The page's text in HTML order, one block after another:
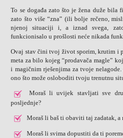
To se događa zato što je žena duže
zato što više “zna” (ili bolje rečeno,
njenoj situaciji i, a iznad svega,
funkcionisalo u prošlosti neće nikada
Ovaj stav čini tvoj život sporim, krutim i
meta za bilo kojeg “prodavača magle”
i magičnim rješenjima za tvoje
ono što može osloboditi tvoju trenutnu
Moraš li uvijek stavljati sve
posljednje?
Moraš li baš ti obaviti taj zadatak, a
Moraš li svima dopustiti da ti